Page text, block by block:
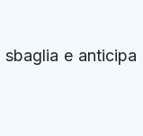
e anticipa